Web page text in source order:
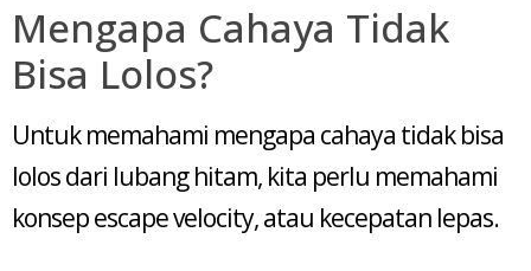
Mengapa Cahaya Tidak
Bisa Lolos?
Untuk memahami mengapa cahaya tidak bisa
lolos dari lubang hitam, kita perlu memahami
konsep escape velocity, atau kecepatan lepas.